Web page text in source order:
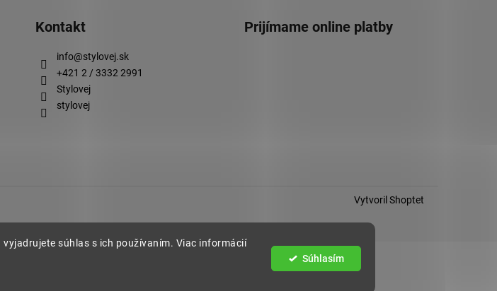
súhlas s ich používaním. Viac informácií
Súhlasím
Kontakt
info@stylovej.sk
+421 2 / 3332 2991
Stylovej
stylovej
Prijímame online platby
Vytvoril Shoptet